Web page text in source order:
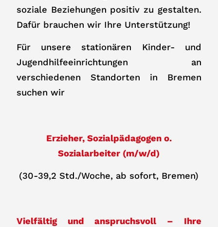
soziale Beziehungen positiv zu gestalten.
Dafür brauchen wir Ihre Unterstützung!
Für unsere stationären Kinder- und
Jugendhilfeeinrichtungen an
verschiedenen Standorten in Bremen
suchen wir
Erzieher, Sozialpädagogen o.
Sozialarbeiter (m/w/d)
(30-39,2 Std./Woche, ab sofort, Bremen)
Vielfältig und anspruchsvoll – Ihre